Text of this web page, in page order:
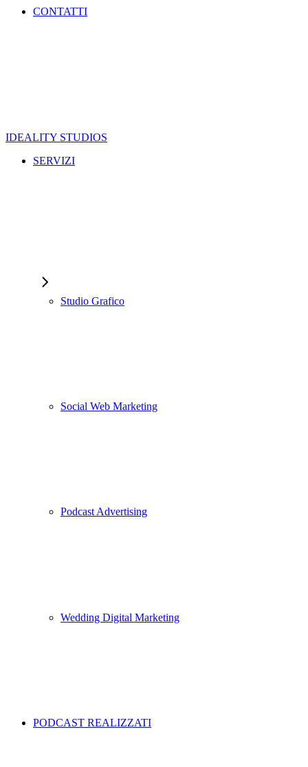
CONTATTI
IDEALITY STUDIOS
SERVIZI
Studio Grafico
Social Web Marketing
Podcast Advertising
Wedding Digital Marketing
PODCAST REALIZZATI